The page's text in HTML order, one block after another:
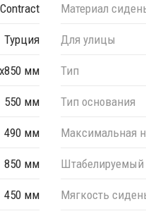
Турция
мм
550 мм
490 мм
850 мм
450 мм
Материал
Для улицы
Тип
Тип основания
Максимальная
Штабелируемый
Мягкость